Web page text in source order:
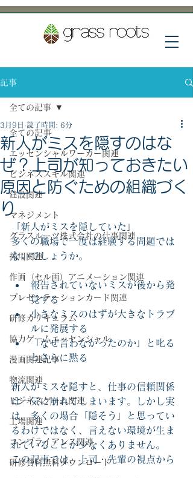
記事
全ての記事
エッセンシャルワーカー関連
ビジネススキル関連
建設関連
マネジメント
グラスルーツ株式会社の仕事関連
採用関連
作画（セル画）アニメーション関連
プレゼンテーションカード関連
研修カリキュラム
協力ゲームエッセンシャル
漫画関連記事
物流関連
ビジネスゲーム関連
工場関連
コンプライアンス関連
研修資料無料ダウンロード
全ての記事
新人がミスを隠すのはな
ぜ？上司が知っておきたい
原因と防ぐための組織づく
り
3月9日 読了時間: 6分
「新人がミスを隠していた」
多くの職場で一度は経験する問題では
ないでしょうか。
報告されていないミスが後から発
覚する
小さなミスのはずが大きなトラブ
ルに発展する
「なぜ言わなかったのか」と叱る
とさらに黙る
新人がミスを隠すと、仕事の信頼関係
は一気に崩れてしまいます。しかし実
は、多くの場合「隠そう」と思ってい
るわけではなく、言えない環境が生ま
れていることが少なくありません。
この記事では、上司・先輩の視点から